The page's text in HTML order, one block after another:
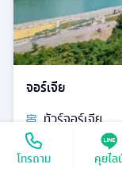
โทรถาม คุยไล
เน้นวัฒนธรรม